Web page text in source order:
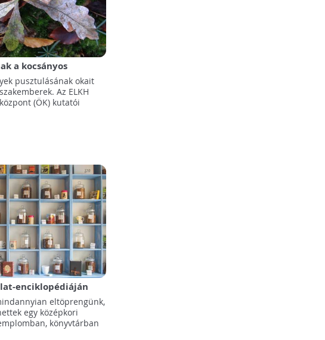
a kocsányos
kutatók új elmélete
pusztulásának okait
Az ELKH
(ÖK) kutatói
enciklopédiáján
eltöprengünk,
egy középkori
könyvtárban